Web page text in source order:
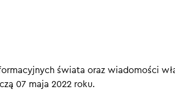
świata oraz wiadomości
07 maja 2022 roku.